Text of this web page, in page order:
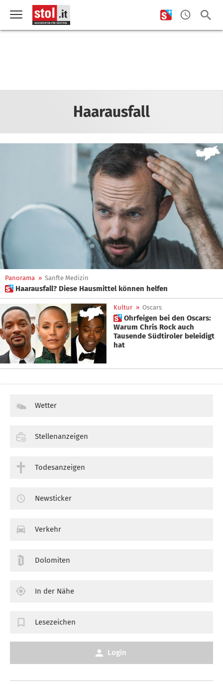
Haarausfall
Panorama » Sanfte Medizin
 Haarausfall? Diese Hausmittel können helfen
Kultur » Oscars
 Ohrfeigen bei den Oscars:
Warum Chris Rock auch
Tausende Südtiroler beleidigt
hat
Wetter
Stellenanzeigen
Todesanzeigen
Newsticker
Verkehr
Dolomiten
In der Nähe
Lesezeichen
Login